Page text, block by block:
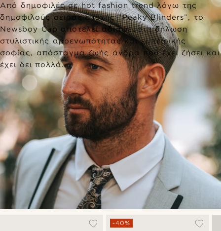
Από δημοφιλές σε hot fashion trend λόγω της
δημοφιλούς σειράς εποχής “Peaky Blinders”, το
Newsboy Cap αποτελεί αδιάψευστη δήλωση
στυλιστικής αρρενωπότητας και εμπειρικής
σοφίας, απόσταγμα ζωής άνδρα που έχει ζήσει και
έχει δει πολλά.
-40%